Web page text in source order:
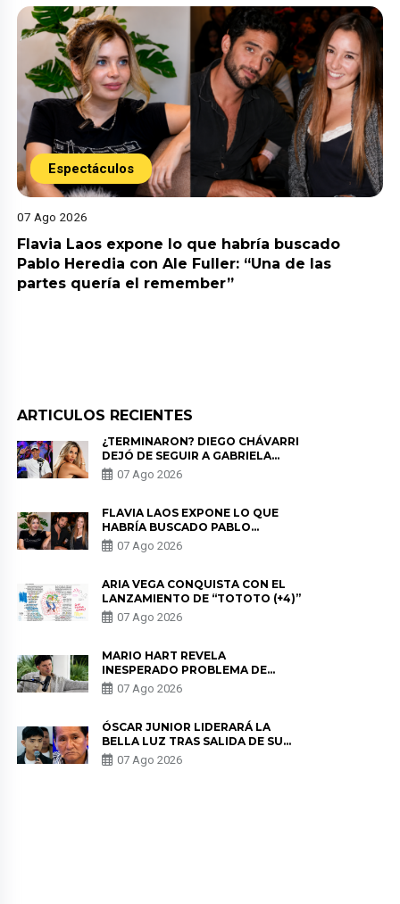
Espectáculos
07 Ago 2026
Flavia Laos expone lo que habría buscado
Pablo Heredia con Ale Fuller: “Una de las
partes quería el remember”
ARTICULOS RECIENTES
¿TERMINARON? DIEGO CHÁVARRI
DEJÓ DE SEGUIR A GABRIELA
HERRERA Y ANUNCIA SU SALIDA
DE PÓDCAST
07 Ago 2026
FLAVIA LAOS EXPONE LO QUE
HABRÍA BUSCADO PABLO
HEREDIA CON ALE FULLER: “UNA
DE LAS PARTES QUERÍA EL
07 Ago 2026
ARIA VEGA CONQUISTA CON EL
LANZAMIENTO DE “TOTOTO (+4)”
07 Ago 2026
MARIO HART REVELA
INESPERADO PROBLEMA DE
SALUD ANTES DE SEPARARSE DE
KORINA: “ME ENCONTRARON UN
07 Ago 2026
ÓSCAR JUNIOR LIDERARÁ LA
BELLA LUZ TRAS SALIDA DE SU
PADRE POR POLÉMICA CON
NALDY SALDAÑA
07 Ago 2026